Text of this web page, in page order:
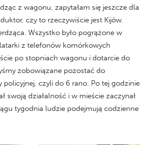
z wagonu, zapytałam się jeszcze dla
czy to rzeczywiście jest Kijów.
Wszystko było pogrążone w
z telefonów komórkowych
po stopniach wagonu i dotarcie do
zobowiązane pozostać do
policyjnej, czyli do 6 rano. Po tej godzinie
swoją działalność i w mieście zaczynał
tygodnia ludzie podejmują codzienne